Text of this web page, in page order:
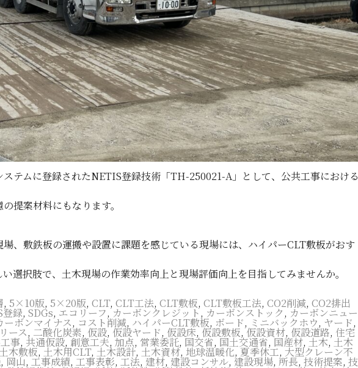
テムに登録されたNETIS登録技術「TH-250021-A」として、公共工事における
提案材料にもなります。
、敷鉄板の運搬や設置に課題を感じている現場には、ハイパーCLT敷板がおす
選択肢で、土木現場の作業効率向上と現場評価向上を目指してみませんか。
, 5×10版, 5×20版, CLT, CLT工法, CLT敷板, CLT敷板工法, CO2削減, CO2排出
録, SDGs, エコリーフ,カーボンクレジット, カーボンストック, カーボンニュー
ーボンマイナス, コスト削減, ハイパーCLT敷板, ボード, ミニバックホウ, ヤード,
リース, 二酸化炭素, 仮設,仮設ヤード, 仮設床, 仮設敷板,仮設資材, 仮設道路, 住宅
事, 共通仮設, 創意工夫,加点, 営業委託, 国交省, 国土交通省, 国産材, 土木,土木
土木敷板, 土木用CLT, 土木設計, 土木資材, 地球温暖化,夏季休工, 大型クレーン不
, 岡山,工事成績, 工事表彰, 工法, 建材,建設コンサル, 建設現場, 所長, 技術提案, 技